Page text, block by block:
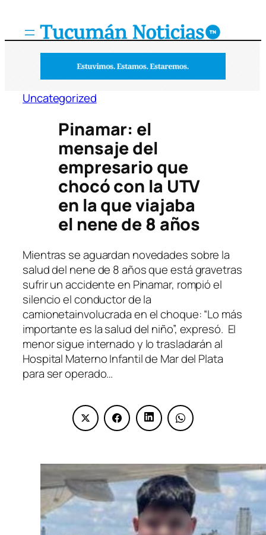
Uncategorized
Pinamar: el
mensaje del
empresario que
chocó con la UTV
en la que viajaba
el nene de 8 años
Mientras se aguardan novedades sobre la
salud del nene de 8 años que está gravetras
sufrir un accidente en Pinamar, rompió el
silencio el conductor de la
camionetainvolucrada en el choque: “Lo más
importante es la salud del niño”, expresó. El
menor sigue internado y lo trasladarán al
Hospital Materno Infantil de Mar del Plata
para ser operado…